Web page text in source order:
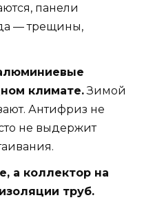
панели
— трещины,
климате.Зимой
Антифриз не
не выдержит
а коллектор на
труб.